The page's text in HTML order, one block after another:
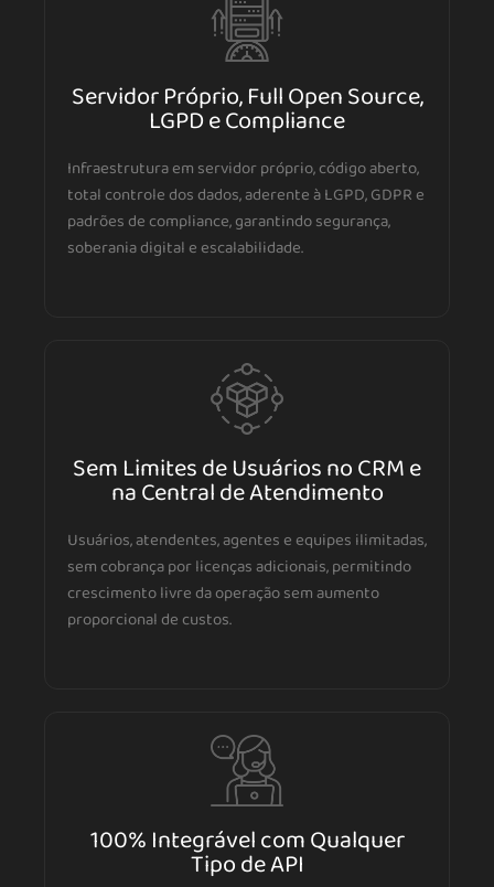
Servidor Próprio, Full Open Source,
LGPD e Compliance
Infraestrutura em servidor próprio, código aberto,
total controle dos dados, aderente à LGPD, GDPR e
padrões de compliance, garantindo segurança,
soberania digital e escalabilidade.
Sem Limites de Usuários no CRM e
na Central de Atendimento
Usuários, atendentes, agentes e equipes ilimitadas,
sem cobrança por licenças adicionais, permitindo
crescimento livre da operação sem aumento
proporcional de custos.
100% Integrável com Qualquer
Tipo de API